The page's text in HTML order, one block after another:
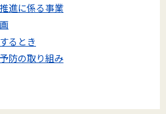
進に係る事業
るとき
防の取り組み